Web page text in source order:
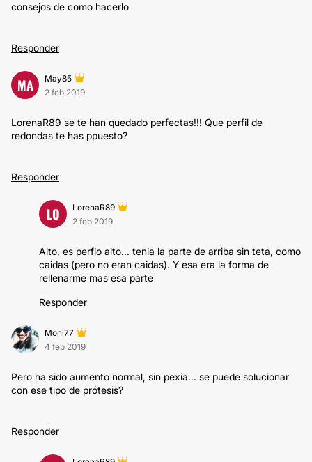
consejos de como hacerlo
Responder
MA
May85
2 feb 2019
LorenaR89 se te han quedado perfectas!!! Que perfil de
redondas te has ppuesto?
Responder
LO
LorenaR89
2 feb 2019
Alto, es perfio alto... tenia la parte de arriba sin teta, como
caidas (pero no eran caidas). Y esa era la forma de
rellenarme mas esa parte
Responder
Moni77
4 feb 2019
Pero ha sido aumento normal, sin pexia... se puede solucionar
con ese tipo de prótesis?
Responder